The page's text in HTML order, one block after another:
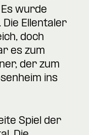
wurde
Ellentaler
doch
es zum
der zum
ins
Spiel der